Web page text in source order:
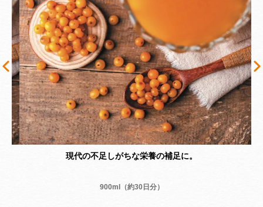
現代の不足しがちな栄養の補足に。
900ml（約30日分）